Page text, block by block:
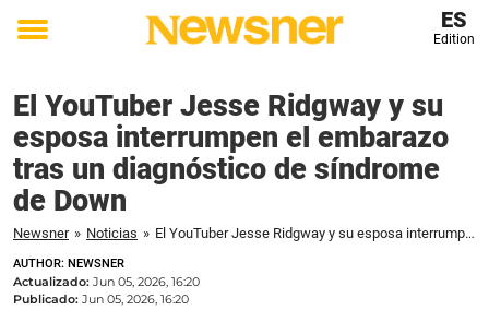
Toggle
ES
Edition
El YouTuber Jesse Ridgway y su
esposa interrumpen el embarazo
tras un diagnóstico de síndrome
de Down
Newsner » Noticias » El YouTuber Jesse Ridgway y su esposa interrumpen el embarazo tras un diagnóstico de síndrome de Down
AUTHOR: NEWSNER
Actualizado: Jun 05, 2026, 16:20
Publicado: Jun 05, 2026, 16:20